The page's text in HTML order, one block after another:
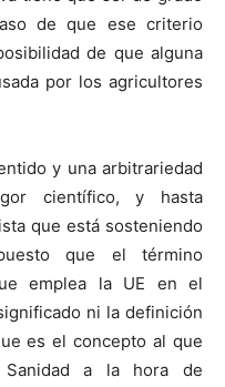
de que ese criterio
de que alguna
por los agricultores
y una arbitrariedad
científico, y hasta
que está sosteniendo
que el término
emplea la UE en el
ni la definición
es el concepto al que
Sanidad a la hora de